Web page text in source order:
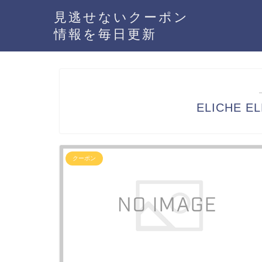
見逃せないクーポン
情報を毎日更新
ELICHE
クーポン